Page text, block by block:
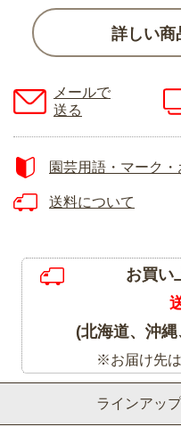
ラインア
詳しい商
メールで
送る
園芸用語・マーク
送料について
お買い
(北海道、沖
※お届け先は